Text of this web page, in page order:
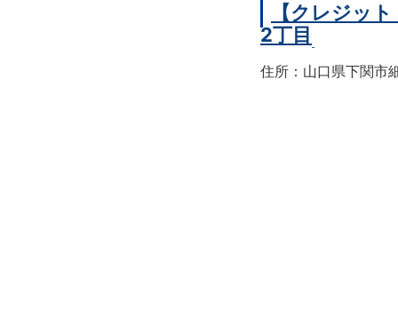
【クレジッ
2丁目
住所：山口県下関市